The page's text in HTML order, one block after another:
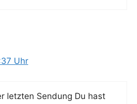
Uhr
letz­ten Sen­dung Du hast